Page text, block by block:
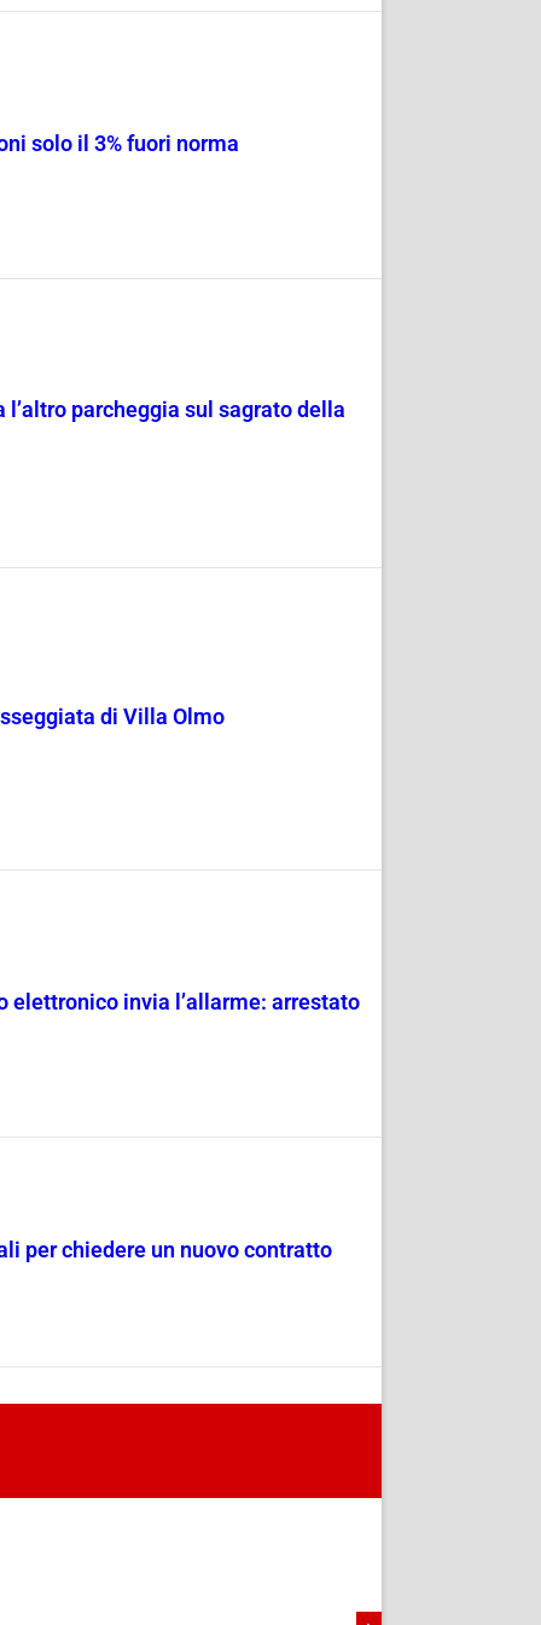
solo il 3% fuori norma
parcheggia sul sagrato della
di Villa Olmo
elettronico invia l’allarme: arrestato
per chiedere un nuovo contratto